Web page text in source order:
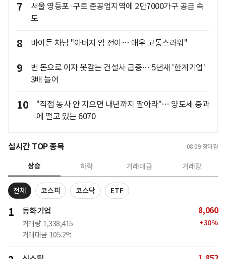
7
서울 영등포·구로 준공업지역에 2만7000가구 공급 속
도
8 바이든 차남 "아버지 암 전이… 매우 고통스러워"
9
번 돈으로 이자 못갚는 건설사 급증… 5년새 '한계기업'
3배 늘어
10
"직접 농사 안 지으면 내년까지 팔아라"… 양도세 중과
에 떨고 있는 6070
실시간 TOP 종목 08.09 장마감
상승 하락 거래대금 거래량
전체 코스피 코스닥 ETF
1 동화기업
거래량 1,338,415
거래대금 105.2억
8,060
+30%